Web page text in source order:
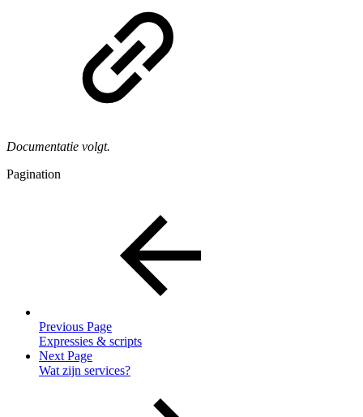
Documentatie volgt.
Pagination
Previous Page
Expressies & scripts
Next Page
Wat zijn services?